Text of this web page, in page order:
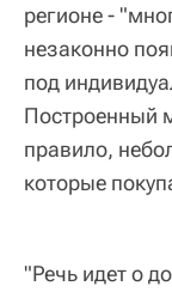
регионе -
незаконно
под
Построенный
правило,
которые
"Речь идет о